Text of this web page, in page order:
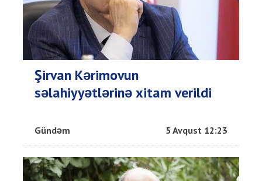
Şirvan Kərimovun
səlahiyyətlərinə xitam verildi
Gündəm 5 Avqust 12:23